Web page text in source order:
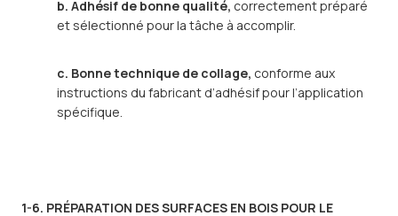
b. Adhésif de bonne qualité, correctement préparé
et sélectionné pour la tâche à accomplir.
c. Bonne technique de collage, conforme aux
instructions du fabricant d’adhésif pour l’application
spécifique.
1-6. PRÉPARATION DES SURFACES EN BOIS POUR LE